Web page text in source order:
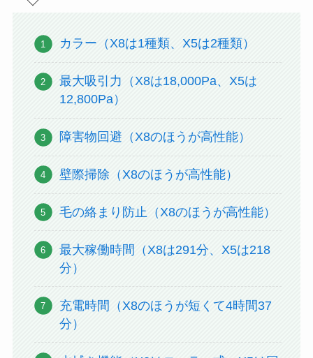
カラー（X8は1種類、X5は2種類）
最大吸引力（X8は18,000Pa、X5は
12,800Pa）
障害物回避（X8のほうが高性能）
壁際掃除（X8のほうが高性能）
毛の絡まり防止（X8のほうが高性能）
最大稼働時間（X8は291分、X5は218
分）
充電時間（X8のほうが短くて4時間37
分）